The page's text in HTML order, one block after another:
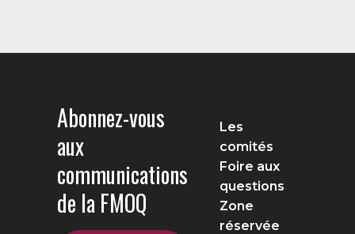
Abonnez-vous
aux
communications
de la FMOQ
Les
comités
Foire aux
questions
Zone
réservée